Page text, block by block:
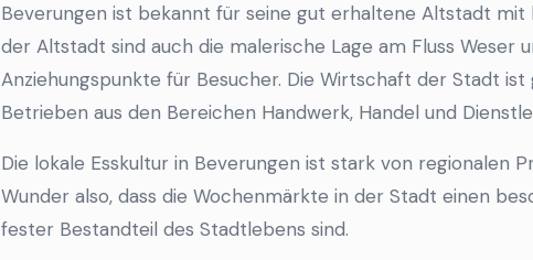
Beverungen ist bekannt für seine gut erhaltene Altstadt mit
der Altstadt sind auch die malerische Lage am Fluss Weser
Anziehungspunkte für Besucher. Die Wirtschaft der Stadt
Betrieben aus den Bereichen Handwerk, Handel und
Die lokale Esskultur in Beverungen ist stark von regionalen
Wunder also, dass die Wochenmärkte in der Stadt einen
fester Bestandteil des Stadtlebens sind.